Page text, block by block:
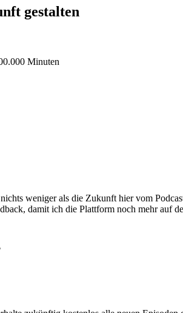
gestalten
Minuten
weniger als die Zukunft hier vom
damit ich die Plattform noch mehr auf